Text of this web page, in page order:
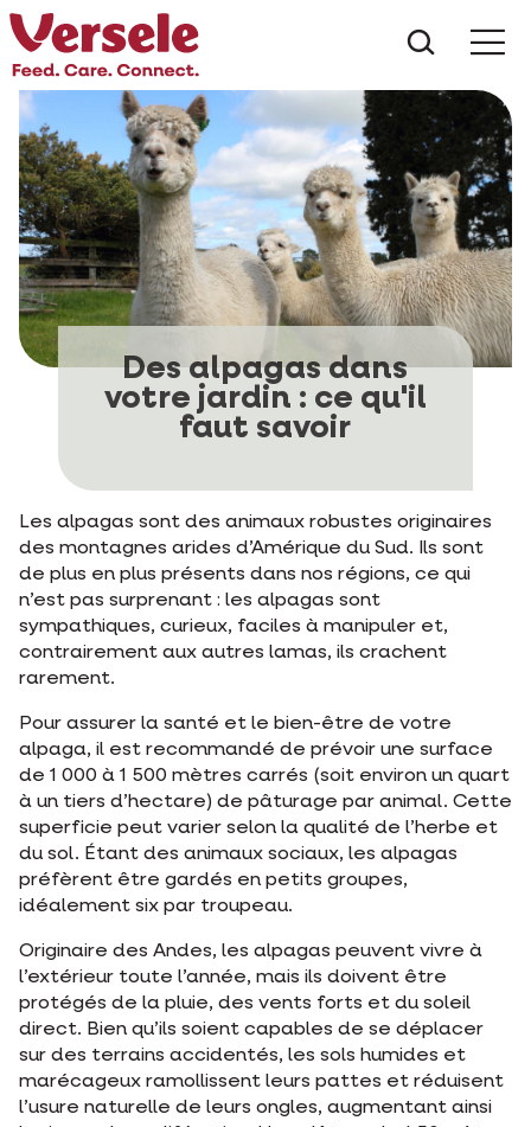
Des alpagas dans
votre jardin : ce qu'il
faut savoir
Les alpagas sont des animaux robustes originaires
des montagnes arides d’Amérique du Sud. Ils sont
de plus en plus présents dans nos régions, ce qui
n’est pas surprenant : les alpagas sont
sympathiques, curieux, faciles à manipuler et,
contrairement aux autres lamas, ils crachent
rarement.
Pour assurer la santé et le bien-être de votre
alpaga, il est recommandé de prévoir une surface
de 1 000 à 1 500 mètres carrés (soit environ un quart
à un tiers d’hectare) de pâturage par animal. Cette
superficie peut varier selon la qualité de l’herbe et
du sol. Étant des animaux sociaux, les alpagas
préfèrent être gardés en petits groupes,
idéalement six par troupeau.
Originaire des Andes, les alpagas peuvent vivre à
l’extérieur toute l’année, mais ils doivent être
protégés de la pluie, des vents forts et du soleil
direct. Bien qu’ils soient capables de se déplacer
sur des terrains accidentés, les sols humides et
marécageux ramollissent leurs pattes et réduisent
l’usure naturelle de leurs ongles, augmentant ainsi